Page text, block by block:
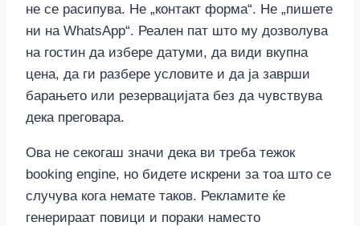
не се расипува. Не „контакт форма“. Не „пишете
ни на WhatsApp“. Реален пат што му дозволува
на гостин да избере датуми, да види вкупна
цена, да ги разбере условите и да ја заврши
барањето или резервацијата без да чувствува
дека преговара.
Ова не секогаш значи дека ви треба тежок
booking engine, но бидете искрени за тоа што се
случува кога немате таков. Рекламите ќе
генерираат повици и пораки наместо